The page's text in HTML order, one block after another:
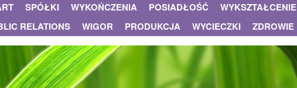
SPÓŁKI WYKOŃCZENIA POSIADŁOŚĆ WYKSZTAŁCENIE
RELATIONS
WIGOR PRODUKCJA WYCIECZKI ZDROWIE